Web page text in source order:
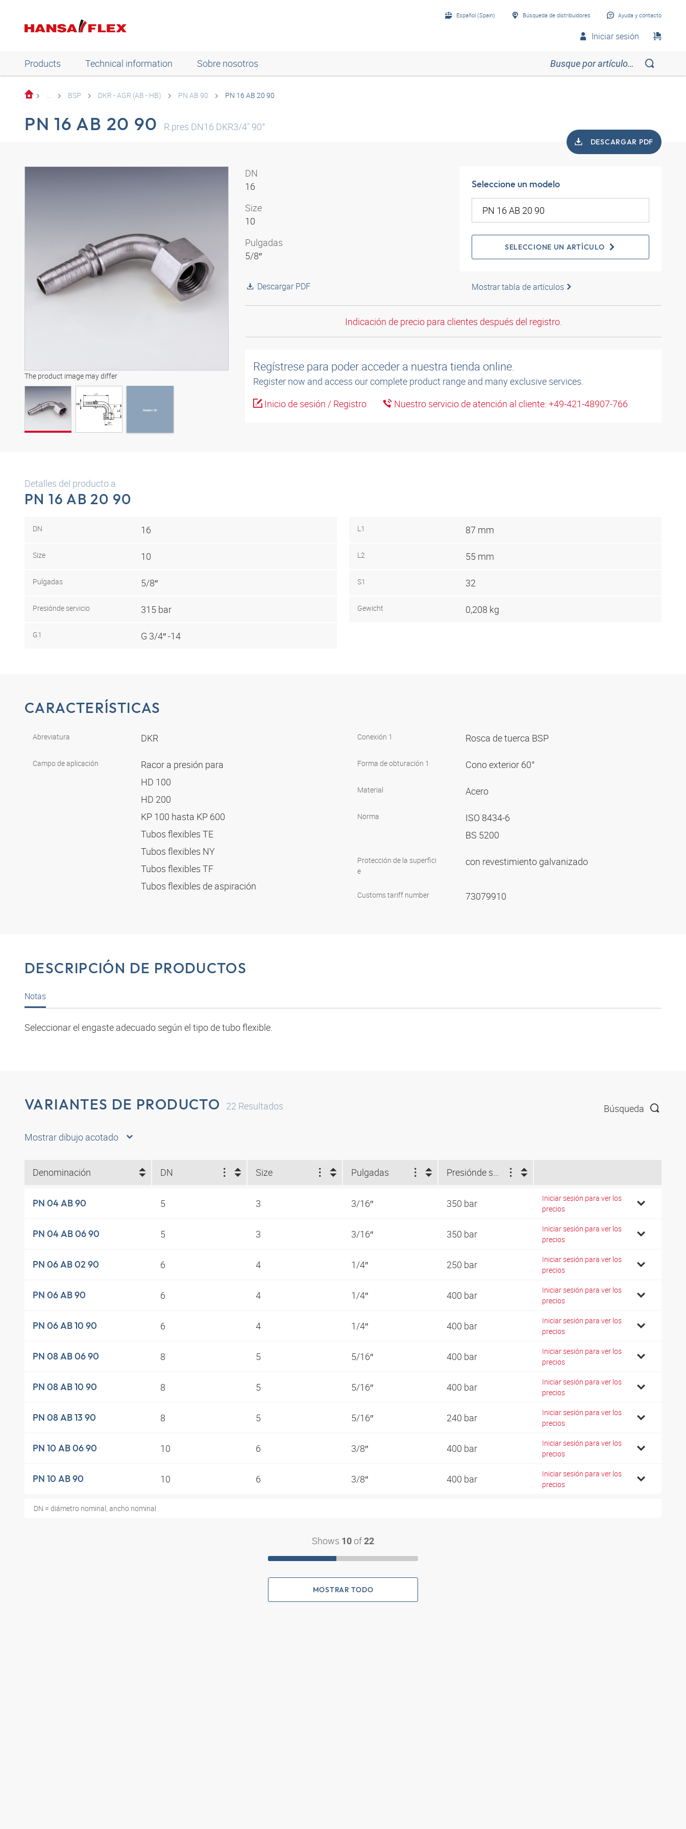
Español (Spain) Búsqueda de distribuidores Ayuda y contacto
Iniciar sesión
Products Technical information Sobre nosotros
... BSP DKR - AGR (AB - HB) PN AB 90 PN 16 AB 20 90
PN 16 AB 20 90 R.pres DN16 DKR3/4" 90°
DESCARGAR PDF
The product image may differ
Modelo 3D
DN
16
Size
10
Pulgadas
5/8″
Descargar PDF
Seleccione un modelo
SELECCIONE UN ARTÍCULO
Mostrar tabla de artículos
Indicación de precio para clientes después del registro.
Regístrese para poder acceder a nuestra tienda online.
Register now and access our complete product range and many exclusive services.
Inicio de sesión / Registro
Nuestro servicio de atención al cliente: +49-421-48907-766
Detalles del producto a
PN 16 AB 20 90
DN 16
Size 10
Pulgadas 5/8″
Presiónde servicio 315 bar
G1 G 3/4″ -14
L1 87 mm
L2 55 mm
S1 32
Gewicht 0,208 kg
CARACTERÍSTICAS
Abreviatura DKR
Campo de aplicación
Racor a presión para
HD 100
HD 200
KP 100 hasta KP 600
Tubos flexibles TE
Tubos flexibles NY
Tubos flexibles TF
Tubos flexibles de aspiración
Conexión 1 Rosca de tuerca BSP
Forma de obturación 1 Cono exterior 60°
Material Acero
Norma
ISO 8434-6
BS 5200
Protección de la superfici
e
con revestimiento galvanizado
Customs tariff number 73079910
DESCRIPCIÓN DE PRODUCTOS
Notas
Seleccionar el engaste adecuado según el tipo de tubo flexible.
VARIANTES DE PRODUCTO 22 Resultados Búsqueda
Mostrar dibujo acotado
Denominación DN Size Pulgadas Presiónde servicio (bar)
PN 04 AB 90 5 3 3/16″ 350 bar
Iniciar sesión para ver los
precios
PN 04 AB 06 90 5 3 3/16″ 350 bar
Iniciar sesión para ver los
precios
PN 06 AB 02 90 6 4 1/4″ 250 bar
Iniciar sesión para ver los
precios
PN 06 AB 90 6 4 1/4″ 400 bar
Iniciar sesión para ver los
precios
PN 06 AB 10 90 6 4 1/4″ 400 bar
Iniciar sesión para ver los
precios
PN 08 AB 06 90 8 5 5/16″ 400 bar
Iniciar sesión para ver los
precios
PN 08 AB 10 90 8 5 5/16″ 400 bar
Iniciar sesión para ver los
precios
PN 08 AB 13 90 8 5 5/16″ 240 bar
Iniciar sesión para ver los
precios
PN 10 AB 06 90 10 6 3/8″ 400 bar
Iniciar sesión para ver los
precios
PN 10 AB 90 10 6 3/8″ 400 bar
Iniciar sesión para ver los
precios
DN = diámetro nominal, ancho nominal
Shows 10 of 22
MOSTRAR TODO